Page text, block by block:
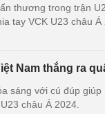
thương trong trận
tay VCK U23 châu Á
Nam thắng ra
sáng với cú đúp giúp
châu Á 2024.